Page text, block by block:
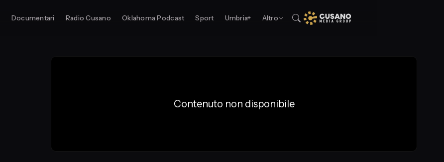
Documentari Radio Cusano Oklahoma Podcast Sport Umbria+ Altro
Contenuto non disponibile